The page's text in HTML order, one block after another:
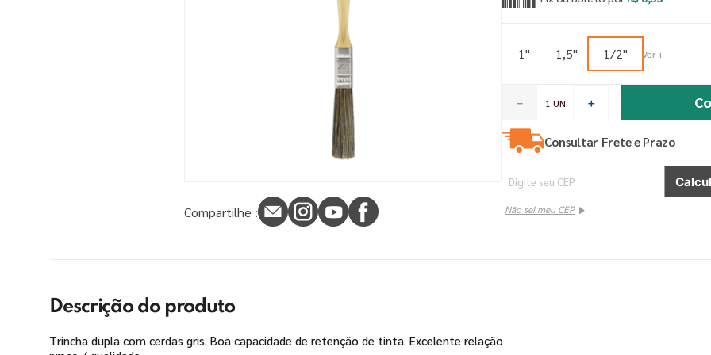
Compartilhe :
1" 1,5" 1/2"
＋
－
Consultar Frete e Prazo
Não sei meu CEP
Descrição do produto
Trincha dupla com cerdas gris. Boa capacidade de retenção de tinta. Excelente relação